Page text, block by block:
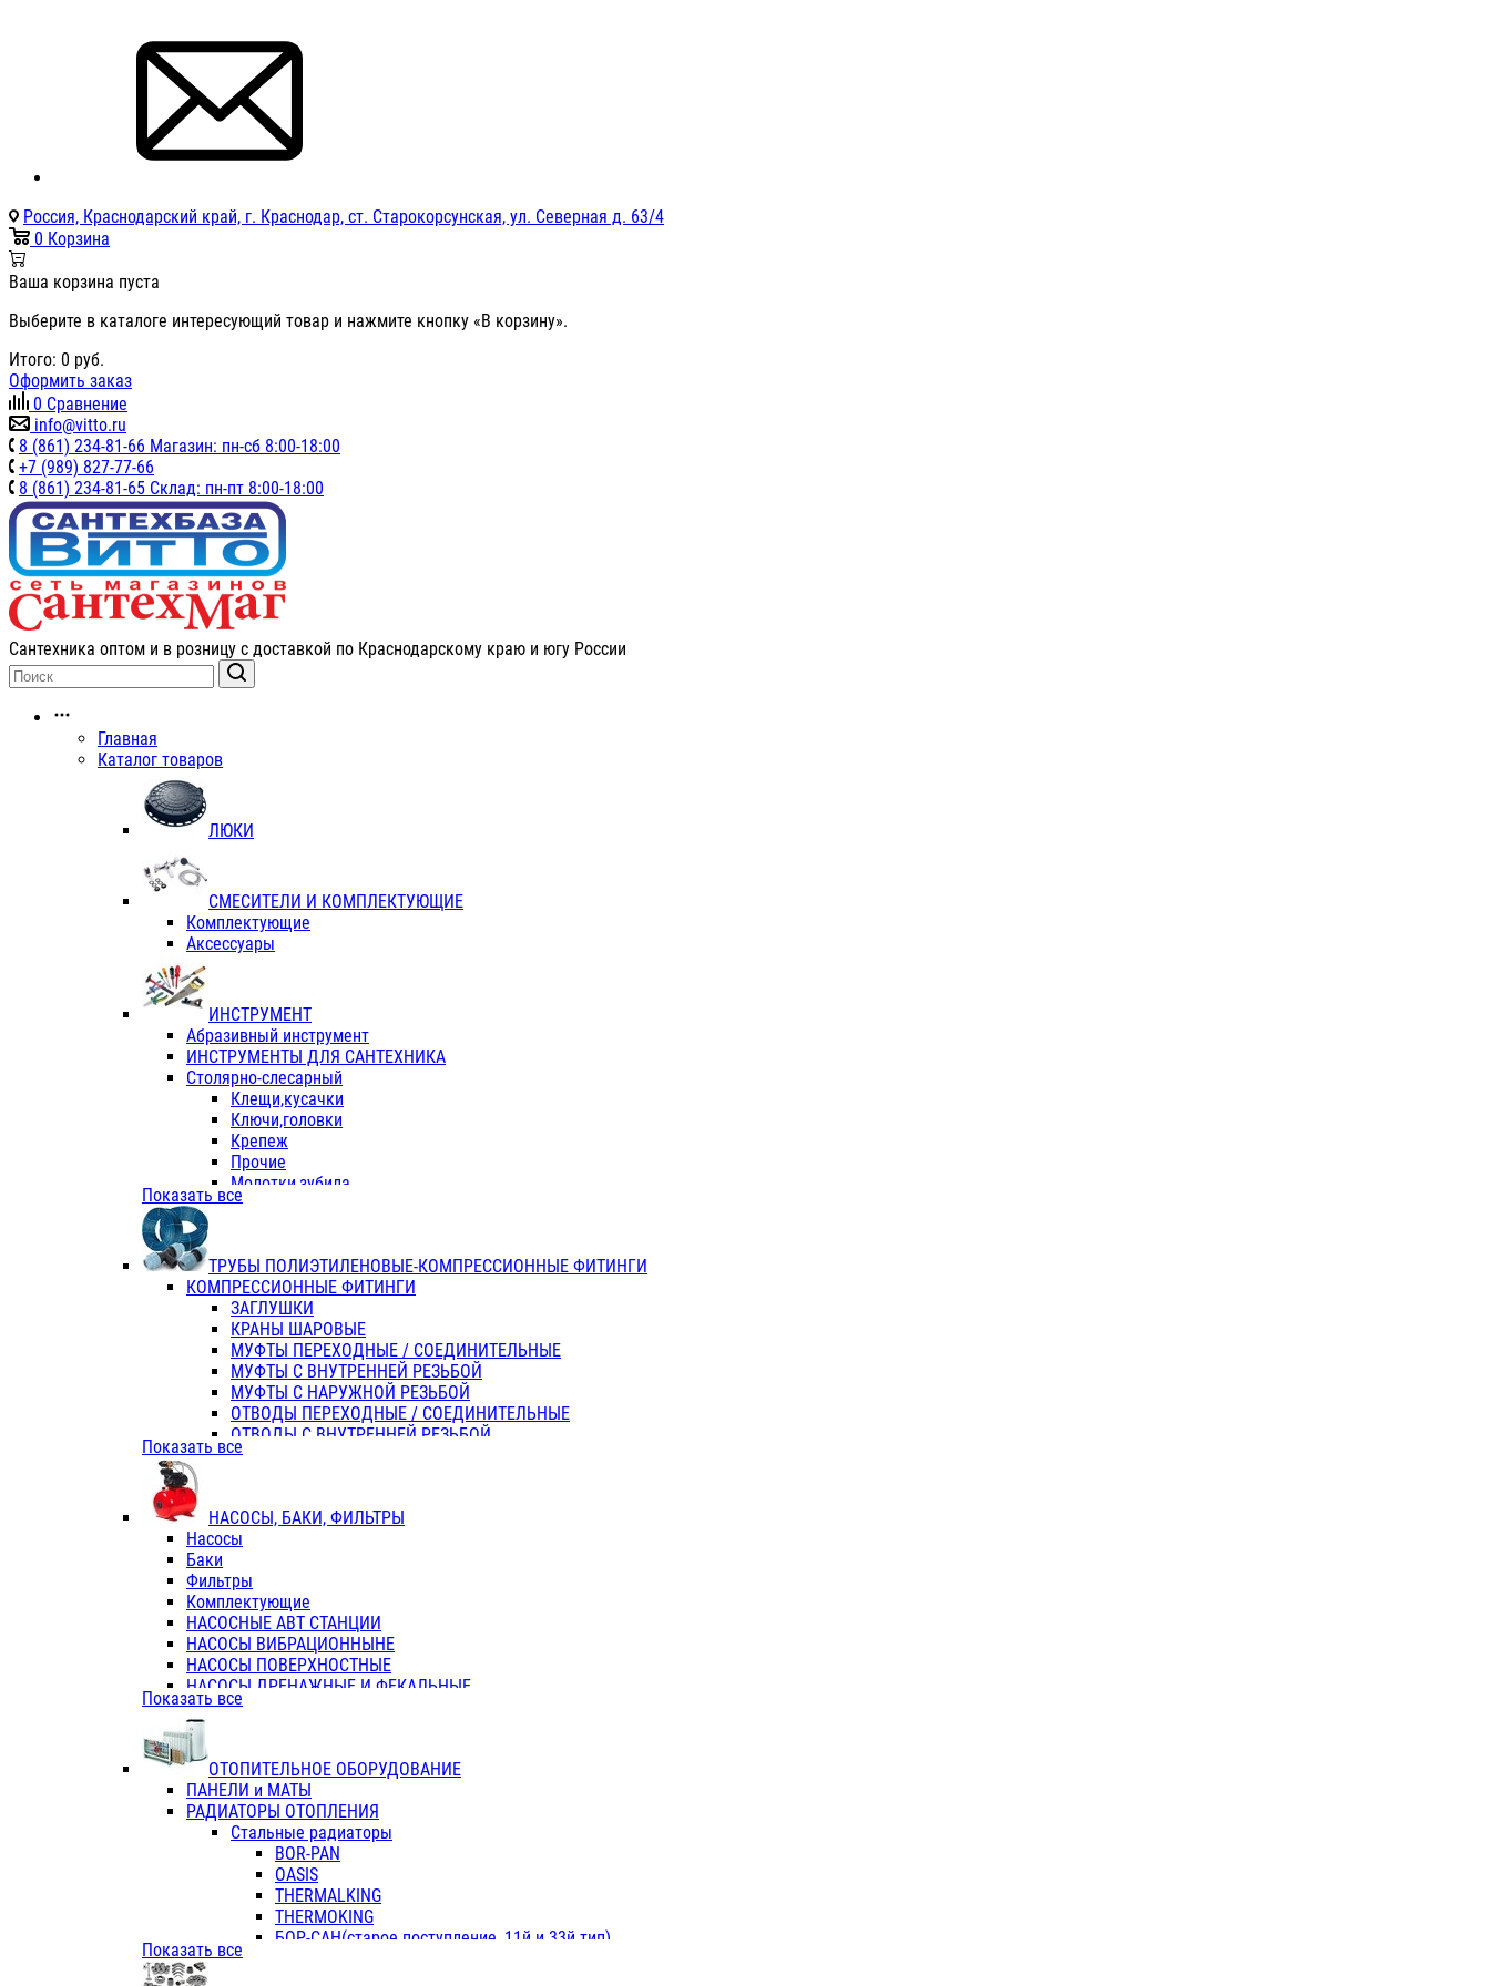
Россия, Краснодарский край, г. Краснодар, ст. Старокорсунская, ул. Северная д. 63/4
0 Корзина
Ваша корзина пуста
Выберите в каталоге интересующий товар и нажмите кнопку «В корзину».
Итого: 0 руб.
Оформить заказ
0 Сравнение
info@vitto.ru
8 (861) 234-81-66 Магазин: пн-сб 8:00-18:00
+7 (989) 827-77-66
8 (861) 234-81-65 Склад: пн-пт 8:00-18:00
Сантехника оптом и в розницу с доставкой по Краснодарскому краю и югу России
Главная
Каталог товаров
ЛЮКИ
СМЕСИТЕЛИ И КОМПЛЕКТУЮЩИЕ
Комплектующие
Аксессуары
ИНСТРУМЕНТ
Абразивный инструмент
ИНСТРУМЕНТЫ ДЛЯ САНТЕХНИКА
Столярно-слесарный
Клещи,кусачки
Ключи,головки
Крепеж
Прочие
Молотки,зубила
Пассатижи,тонкогубцы,утконосы
Отвертки
Хоз. инвентарь
ЭЛ. ИНСТРУМЕНТ OASIS
Показать все
ТРУБЫ ПОЛИЭТИЛЕНОВЫЕ-КОМПРЕССИОННЫЕ ФИТИНГИ
КОМПРЕССИОННЫЕ ФИТИНГИ
ЗАГЛУШКИ
КРАНЫ ШАРОВЫЕ
МУФТЫ ПЕРЕХОДНЫЕ / СОЕДИНИТЕЛЬНЫЕ
МУФТЫ С ВНУТРЕННЕЙ РЕЗЬБОЙ
МУФТЫ С НАРУЖНОЙ РЕЗЬБОЙ
ОТВОДЫ ПЕРЕХОДНЫЕ / СОЕДИНИТЕЛЬНЫЕ
ОТВОДЫ С ВНУТРЕННЕЙ РЕЗЬБОЙ
ОТВОДЫ С НАРУЖНОЙ РЕЗЬБОЙ
ТРОЙНИКИ ПЕРЕХОДНЫЕ / СОЕДИНИТЕЛЬНЫЕ
ТРОЙНИКИ С ВНУТРЕННЕЙ РЕЗЬБОЙ
КОЛЬЦА РЕЗИНОВЫЕ
ТРУБЫ НАПОРНЫЕ
ТРУБЫ ГОФРИРОВАННЫЕ ДВУХСЛ.
ТРУБЫ ПОЛИЭТИЛЕНОВЫЕ
Показать все
НАСОСЫ, БАКИ, ФИЛЬТРЫ
Насосы
Баки
Фильтры
Комплектующие
НАСОСНЫЕ АВТ СТАНЦИИ
НАСОСЫ ВИБРАЦИОННЫНЕ
НАСОСЫ ПОВЕРХНОСТНЫЕ
НАСОСЫ ДРЕНАЖНЫЕ И ФЕКАЛЬНЫЕ
НАСОСЫ ПОВЫСИТ и ЦИРКУЛЯЦИОННЫЕ
НАСОСЫ СКВАЖИННЫЕ
Показать все
ОТОПИТЕЛЬНОЕ ОБОРУДОВАНИЕ
ПАНЕЛИ и МАТЫ
РАДИАТОРЫ ОТОПЛЕНИЯ
Стальные радиаторы
BOR-PAN
OASIS
THERMALKING
THERMOKING
БОР-САН(старое поступление, 11й и 33й тип)
Показать все